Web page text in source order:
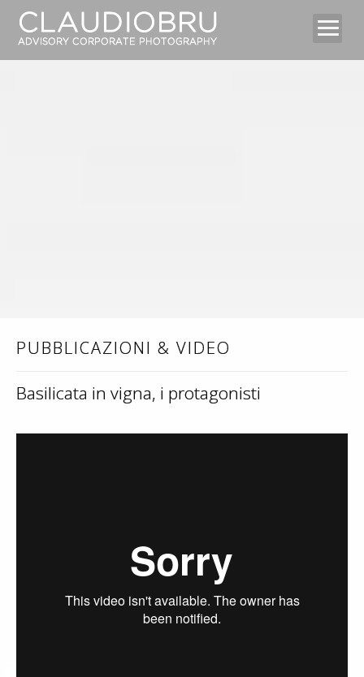
PUBBLICAZIONI & VIDEO
Basilicata in vigna, i protagonisti